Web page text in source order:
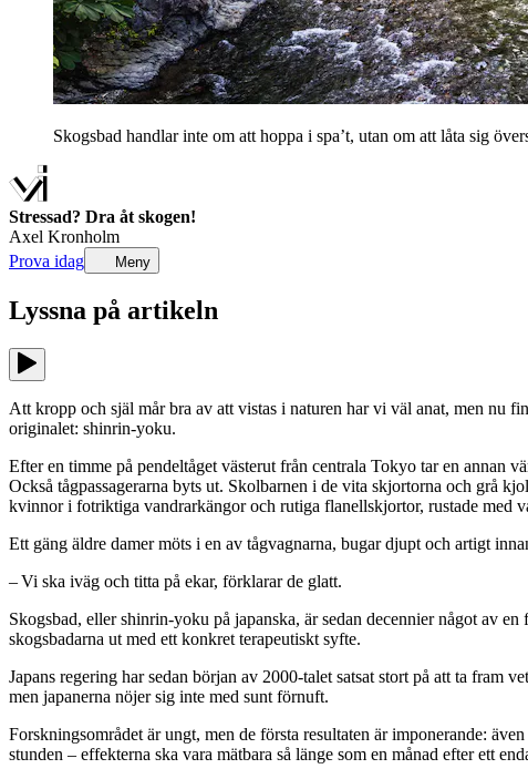
Skogsbad handlar inte om att hoppa i spa’t, utan om att låta sig
Stressad? Dra åt skogen!
Axel Kronholm
Prova idag
Meny
Lyssna på artikeln
Att kropp och själ mår bra av att vistas i naturen har vi väl anat, men nu
originalet: shinrin-yoku.
Efter en timme på pendeltåget västerut från centrala Tokyo tar en annan
Också tågpassagerarna byts ut. Skolbarnen i de vita skjortorna och grå
kvinnor i fotriktiga vandrarkängor och rutiga flanellskjortor, rustade med
Ett gäng äldre damer möts i en av tågvagnarna, bugar djupt och artigt
– Vi ska iväg och titta på ekar, förklarar de glatt.
Skogsbad, eller shinrin-yoku på japanska, är sedan decennier något av
skogsbadarna ut med ett konkret terapeutiskt syfte.
Japans regering har sedan början av 2000-talet satsat stort på att ta fram
men japanerna nöjer sig inte med sunt förnuft.
Forskningsområdet är ungt, men de första resultaten är imponerande:
stunden – effekterna ska vara mätbara så länge som en månad efter ett